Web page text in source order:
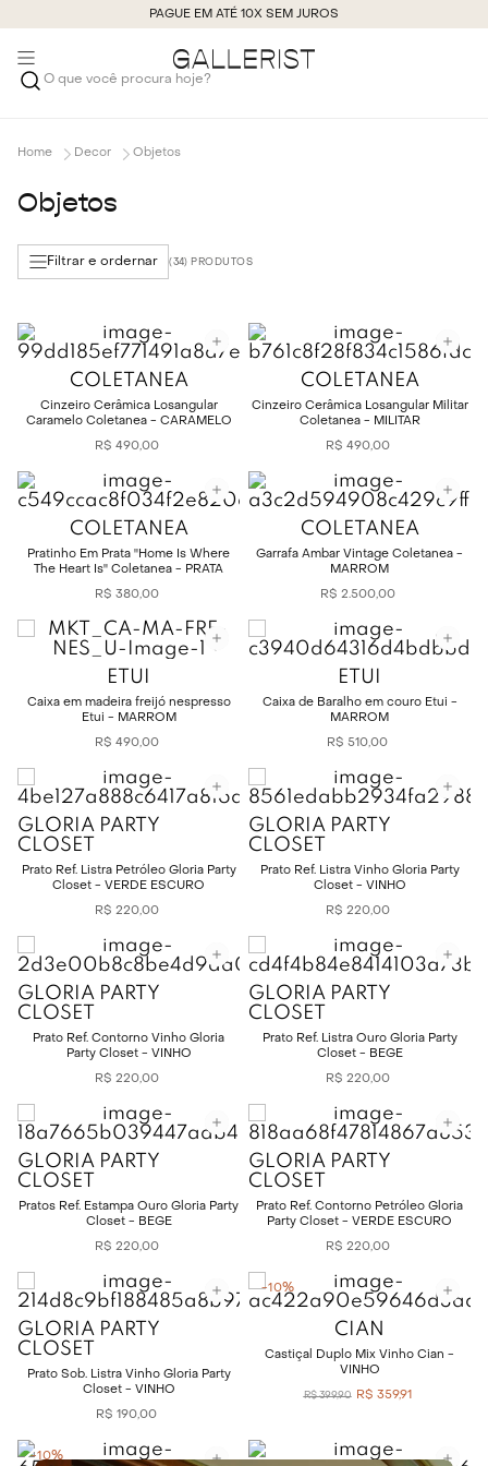
PAGUE EM ATÉ 10X SEM JUROS
O que você procura hoje?
Decor Objetos
Objetos
Filtrar e ordernar 34
COLETANEA
Cinzeiro Cerâmica Losangular
Caramelo Coletanea - CARAMELO
R$ 490,00
COLETANEA
Cinzeiro Cerâmica Losangular Militar
Coletanea - MILITAR
R$ 490,00
COLETANEA
Pratinho Em Prata ''Home Is Where
The Heart Is'' Coletanea - PRATA
R$ 380,00
COLETANEA
Garrafa Âmbar Vintage Coletanea -
MARROM
R$ 2.500,00
ETUI
Caixa em madeira freijó nespresso
Etui - MARROM
R$ 490,00
ETUI
Caixa de Baralho em couro Etui -
MARROM
R$ 510,00
GLORIA PARTY
CLOSET
Prato Ref. Listra Petróleo Gloria Party
Closet - VERDE ESCURO
R$ 220,00
GLORIA PARTY
CLOSET
Prato Ref. Listra Vinho Gloria Party
Closet - VINHO
R$ 220,00
GLORIA PARTY
CLOSET
Prato Ref. Contorno Vinho Gloria
Party Closet - VINHO
R$ 220,00
GLORIA PARTY
CLOSET
Prato Ref. Listra Ouro Gloria Party
Closet - BEGE
R$ 220,00
GLORIA PARTY
CLOSET
Pratos Ref. Estampa Ouro Gloria Party
Closet - BEGE
R$ 220,00
GLORIA PARTY
CLOSET
Prato Ref. Contorno Petróleo Gloria
Party Closet - VERDE ESCURO
R$ 220,00
GLORIA PARTY
CLOSET
Prato Sob. Listra Vinho Gloria Party
Closet - VINHO
R$ 190,00
-10%
CIAN
Castiçal Duplo Mix Vinho Cian -
VINHO
R$ 399,90 R$ 359,91
-10%